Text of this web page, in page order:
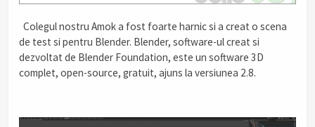
Colegul nostru Amok a fost foarte harnic si a creat o scena
de test si pentru Blender. Blender, software-ul creat si
dezvoltat de Blender Foundation, este un software 3D
complet, open-source, gratuit, ajuns la versiunea 2.8.